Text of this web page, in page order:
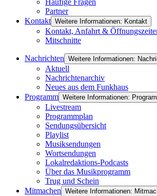
Häufige Fragen
Partner
Kontakt Weitere Informationen: Kontakt
Kontakt, Anfahrt &
Mitschnitte
Nachrichten Weitere Informationen:
Aktuell
Nachrichtenarchiv
Neues aus dem Funkhaus
Programm Weitere Informationen:
Livestream
Programmplan
Sendungsübersicht
Playlist
Musiksendungen
Wortsendungen
Lokalredaktions-Podcasts
Über das Musikprogramm
Trug und Schein
Mitmachen Weitere Informationen: